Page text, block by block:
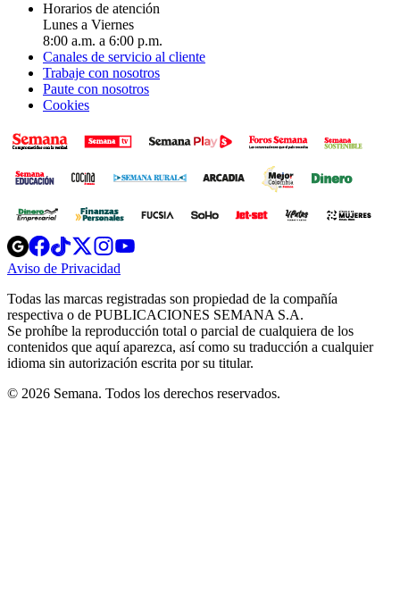
Horarios de atención
Lunes a Viernes
8:00 a.m. a 6:00 p.m.
Canales de servicio al cliente
Trabaje con nosotros
Paute con nosotros
Cookies
Opens
in
new
Opens
in
new
Opens
in
new
window
Opens
new
windowwindow
Aviso de Privacidad
new
window
Todas las marcas registradas son propiedad de la compañía
respectiva o de PUBLICACIONES SEMANA S.A.
Se prohíbe la reproducción total o parcial de cualquiera de los
contenidos que aquí aparezca, así como su traducción a cualquier
idioma sin autorización escrita por su titular.
© 2026 Semana. Todos los derechos reservados.